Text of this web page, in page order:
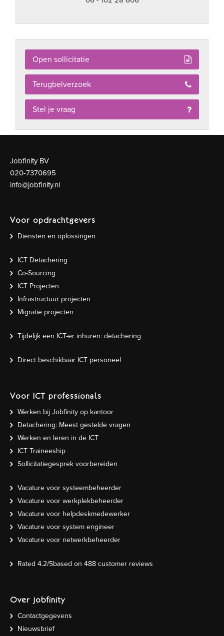
Open sollicitatie
Terugbelverzoek
Stel je vraag
Jobfinity BV
020-7370695
info@jobfinity.nl
Voor opdrachtgevers
Diensten en oplossingen
ICT Detachering
Co-Sourcing
ICT Projecten
Infrastructuur projecten
Migratie projecten
Tijdelijk een ICT-er inhuren: detachering
Direct beschikbaar ICT personeel
Voor ICT professionals
Werken bij Jobfinity op kantoor
Detachering: Meest gestelde vragen
Werken en leren in de ICT
ICT Traineeship
Sollicitatiegesprek voorbereiden
Vacature voor systeembeheerder
Vacature voor werkplekbeheerder
Vacature voor helpdeskmedewerker
Vacature voor system engineer
Vacature voor netwerkbeheerder
Rated 4.2/5based on 488 customer reviews
Over jobfinity
Contactgegevens
Nieuwsbrief